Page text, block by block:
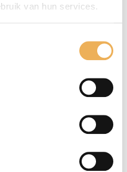
van hun services.
keer wanneer